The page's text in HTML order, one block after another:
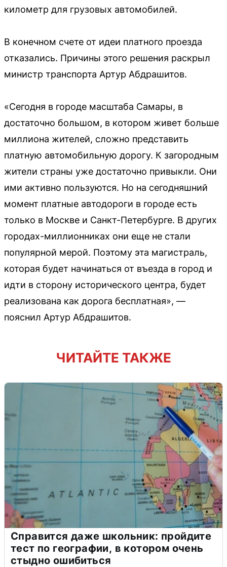
километр для грузовых автомобилей.
В конечном счете от идеи платного проезда
отказались. Причины этого решения раскрыл
министр транспорта Артур Абдрашитов.
«Сегодня в городе масштаба Самары, в
достаточно большом, в котором живет больше
миллиона жителей, сложно представить
платную автомобильную дорогу. К загородным
жители страны уже достаточно привыкли. Они
ими активно пользуются. Но на сегодняшний
момент платные автодороги в городе есть
только в Москве и Санкт-Петербурге. В других
городах-миллионниках они еще не стали
популярной мерой. Поэтому эта магистраль,
которая будет начинаться от въезда в город и
идти в сторону исторического центра, будет
реализована как дорога бесплатная», —
пояснил Артур Абдрашитов.
ЧИТАЙТЕ ТАКЖЕ
Справится даже школьник: пройдите
тест по географии, в котором очень
стыдно ошибиться